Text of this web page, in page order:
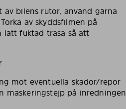
bilens rutor, använd gärna
av skyddsfilmen på
lätt fuktad trasa så att
mot eventuella skador/repor
maskeringstejp på inredningen